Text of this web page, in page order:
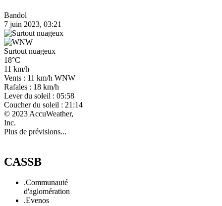
Bandol
7 juin 2023, 03:21
Surtout nuageux
18°C
11 km/h
Vents : 11 km/h WNW
Rafales : 18 km/h
Lever du soleil : 05:58
Coucher du soleil : 21:14
© 2023 AccuWeather,
Inc.
Plus de prévisions...
CASSB
.Communauté
d'aglomération
.Evenos